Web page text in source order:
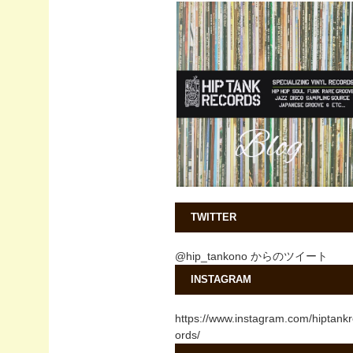
TWITTER
@hip_tankono からのツイート
INSTAGRAM
https://www.instagram.com/
ords/